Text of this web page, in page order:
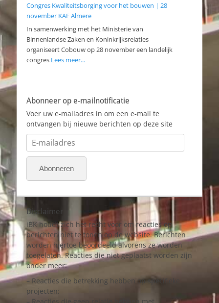
Congres Kwaliteitsborging voor het bouwen | 28
november KAF Almere
In samenwerking met het Ministerie van
Binnenlandse Zaken en Koninkrijksrelaties
organiseert Cobouw op 28 november een landelijk
congres Lees meer...
Abonneer op e-mailnotificatie
Voer uw e-mailadres in om een e-mail te
ontvangen bij nieuwe berichten op deze site
mailadres
Abonneren
Disclaimer
iBK houdt zich het recht voor om reacties op
berichten niet te tonen op de website. Berichten
worden hiertoe beoordeeld alvorens ze worden
toegelaten. Reacties die niet geplaatst worden zijn
onder meer:
– Reacties die betrekking hebben op specifieke
projecten;